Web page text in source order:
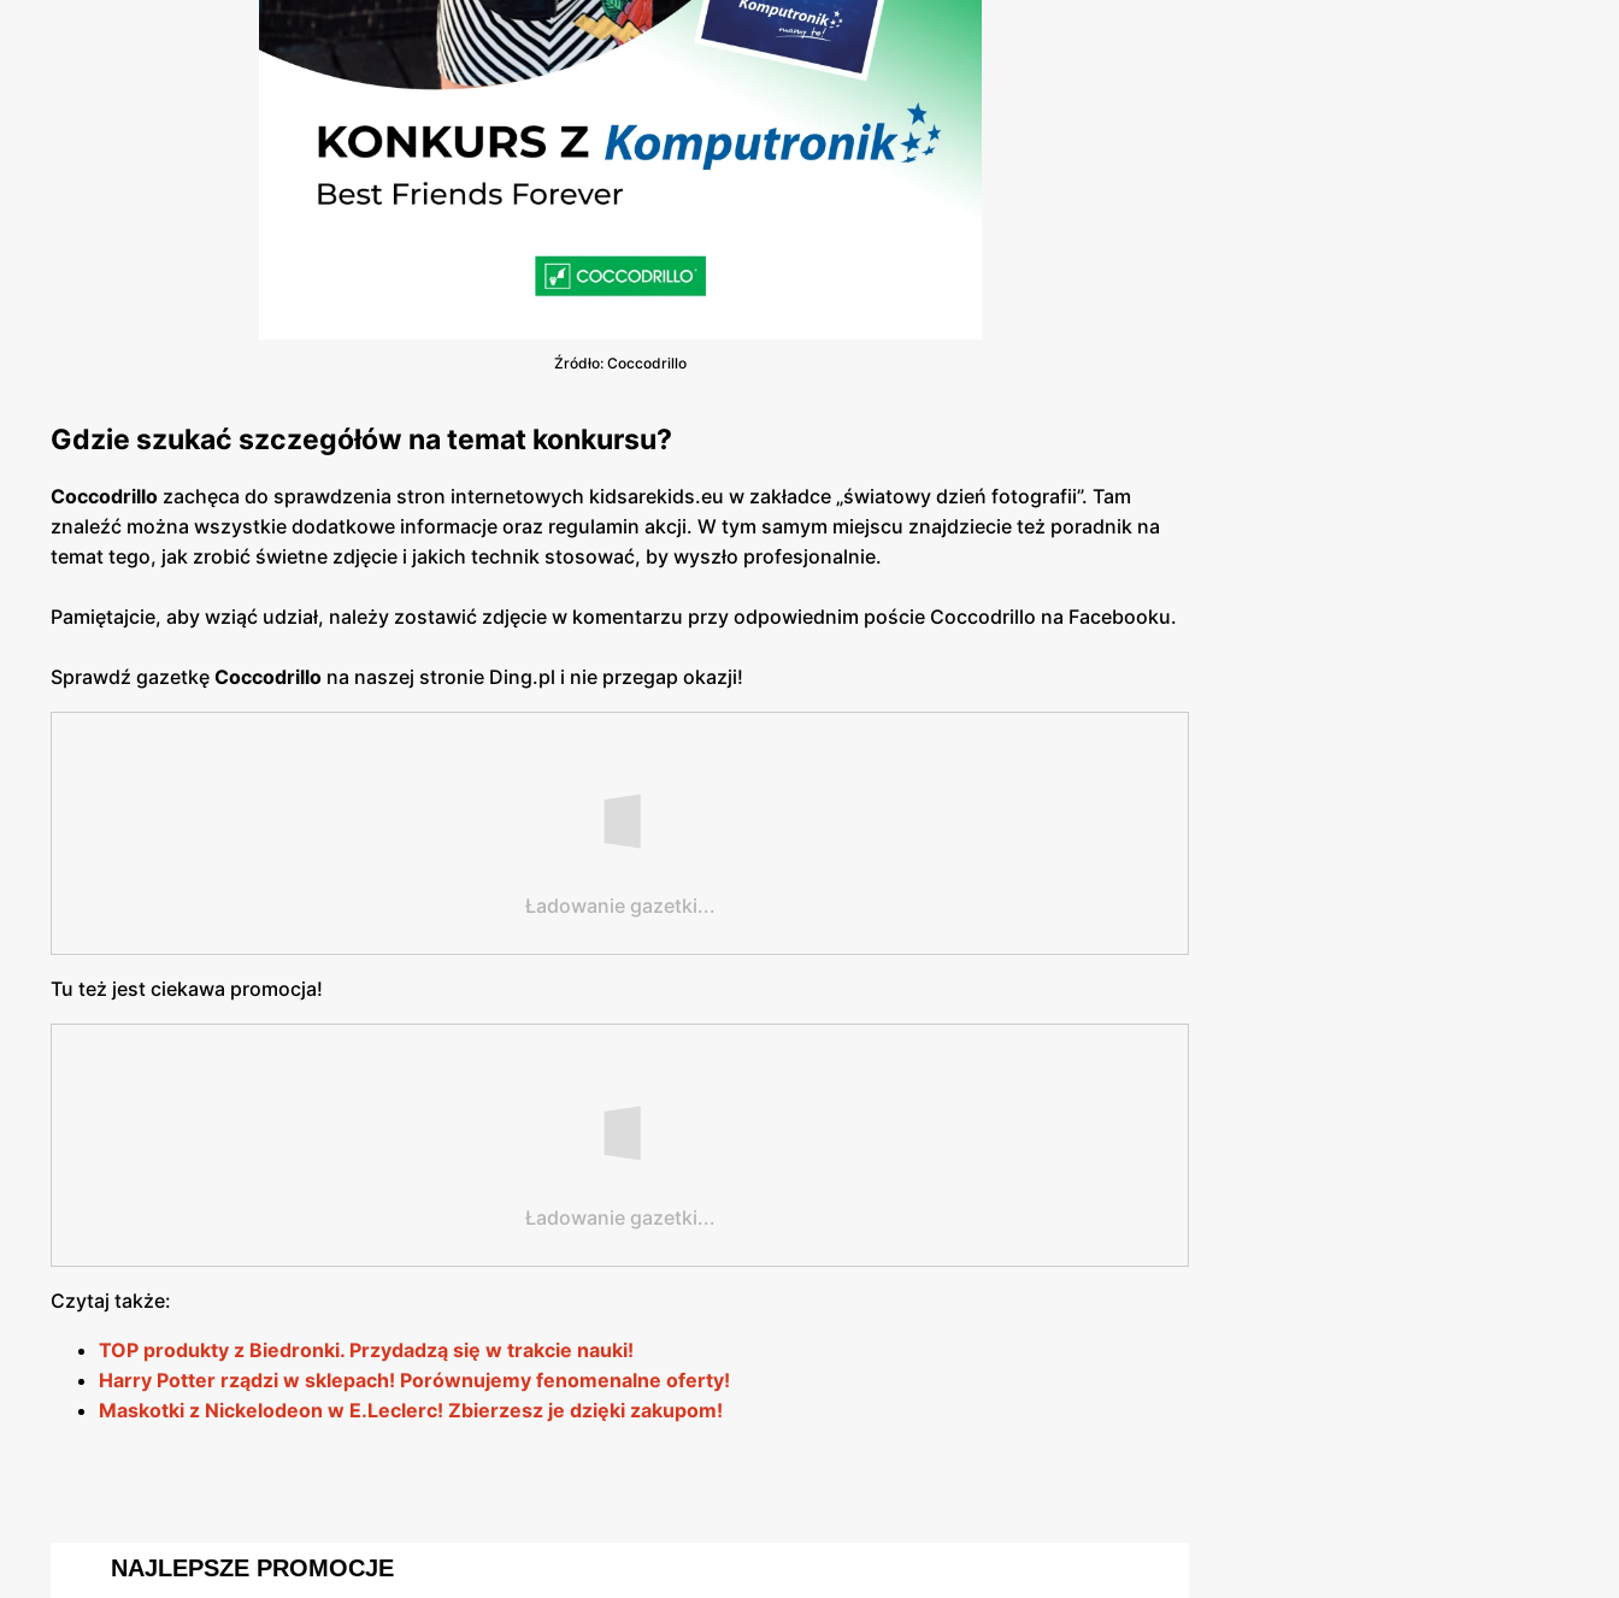
Źródło: Coccodrillo
Gdzie szukać szczegółów na temat konkursu?
Coccodrillo zachęca do sprawdzenia stron internetowych kidsarekids.eu w zakładce „światowy dzień fotografii”. Tam
znaleźć można wszystkie dodatkowe informacje oraz regulamin akcji. W tym samym miejscu znajdziecie też poradnik na
temat tego, jak zrobić świetne zdjęcie i jakich technik stosować, by wyszło profesjonalnie.
Pamiętajcie, aby wziąć udział, należy zostawić zdjęcie w komentarzu przy odpowiednim poście Coccodrillo na Facebooku.
Sprawdź gazetkę Coccodrillo na naszej stronie Ding.pl i nie przegap okazji!
Ładowanie gazetki...
Tu też jest ciekawa promocja!
Ładowanie gazetki...
Czytaj także:
TOP produkty z Biedronki. Przydadzą się w trakcie nauki!
Harry Potter rządzi w sklepach! Porównujemy fenomenalne oferty!
Maskotki z Nickelodeon w E.Leclerc! Zbierzesz je dzięki zakupom!